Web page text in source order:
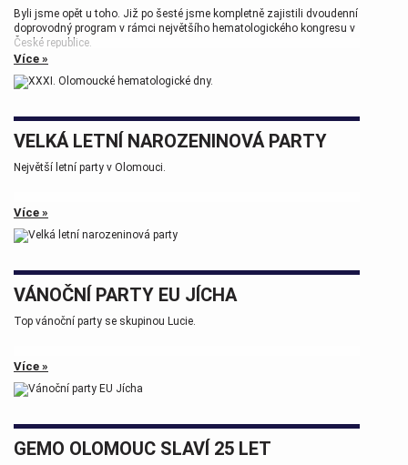
Byli jsme opět u toho. Již po šesté jsme kompletně zajistili dvoudenní
doprovodný program v rámci největšího hematologického kongresu v
České republice.
Tak zase za rok na viděnou přátelé.
Více »
VELKÁ LETNÍ NAROZENINOVÁ PARTY
Největší letní party v Olomouci.
Více »
VÁNOČNÍ PARTY EU JÍCHA
Top vánoční party se skupinou Lucie.
Více »
GEMO OLOMOUC SLAVÍ 25 LET